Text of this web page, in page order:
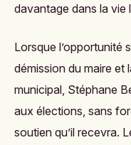
davantage dans la vie
Lorsque l’opportunité
démission du maire et
municipal, Stéphane
aux élections, sans
soutien qu’il recevra.